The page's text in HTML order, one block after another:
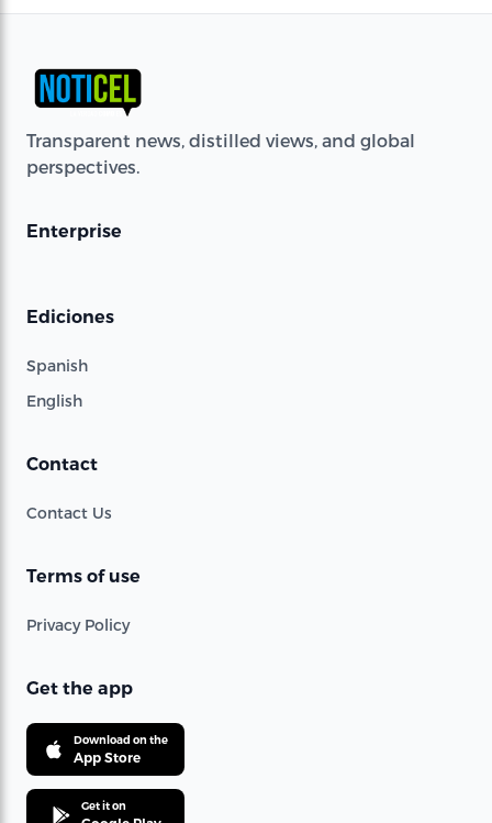
Transparent news, distilled views, and global
perspectives.
Enterprise
Ediciones
Spanish
English
Contact
Contact Us
Terms of use
Privacy Policy
Get the app
Download on the
App Store
Get it on